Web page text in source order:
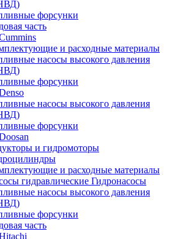
форсунки
часть
и расходные материалы
насосы высокого давления
форсунки
насосы высокого давления
форсунки
и гидромоторы
и расходные материалы
гидравлические Гидронасосы
насосы высокого давления
форсунки
часть